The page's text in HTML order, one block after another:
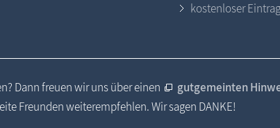
kostenloser Eintrag
Dann freuen wir uns über einen gutgemeinten
Freunden weiterempfehlen. Wir sagen DANKE!